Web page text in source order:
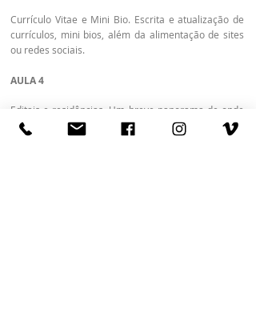
Currículo Vitae e Mini Bio. Escrita e atualização de
currículos, mini bios, além da alimentação de sites
ou redes sociais.
AULA 4
Editais e residências. Um breve panorama de onde
se inteirar dos editais e processos de seleção, como
tentar se inserir no meio da arte e refletir sobre o